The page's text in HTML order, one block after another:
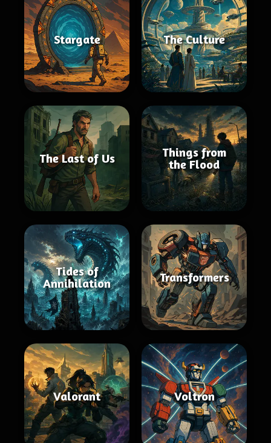
Stargate The Culture
The Last of Us
Things from
the Flood
Tides of
Annihilation
Transformers
Valorant Voltron